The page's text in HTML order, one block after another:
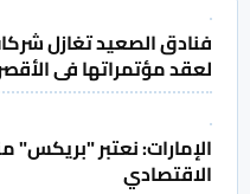
فنادق الصعيد تغازل
لعقد مؤتمراتها فى
الإمارات: نعتبر
الاقتصادي